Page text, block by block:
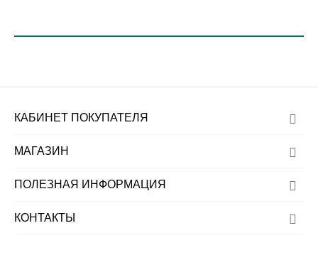
КАБИНЕТ ПОКУПАТЕЛЯ
МАГАЗИН
ПОЛЕЗНАЯ ИНФОРМАЦИЯ
КОНТАКТЫ